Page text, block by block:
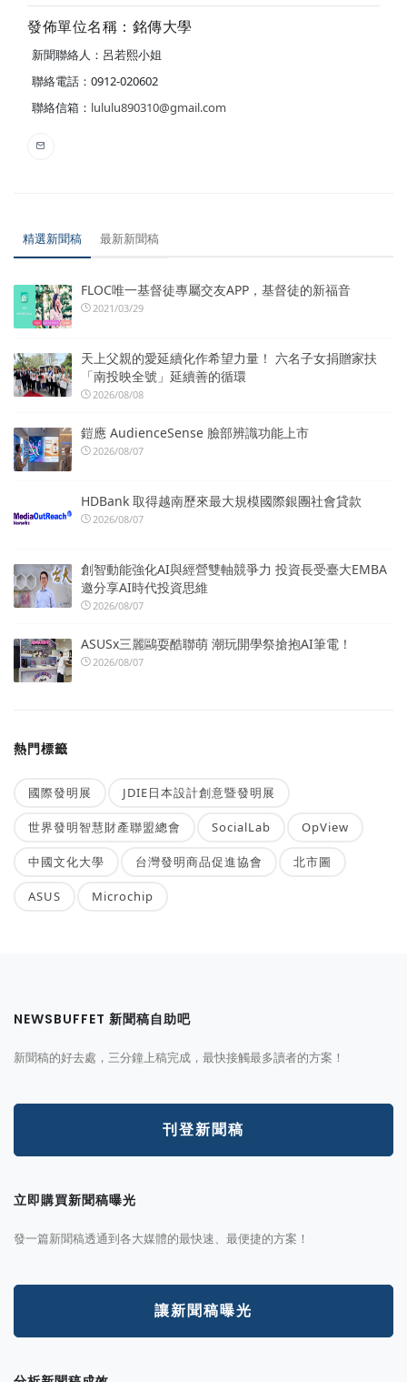
發佈單位名稱：銘傳大學
新聞聯絡人：呂若熙小姐
聯絡電話：0912-020602
聯絡信箱： lululu890310@gmail.com
精選新聞稿 最新新聞稿
FLOC唯一基督徒專屬交友APP，基督徒的新福音
2021/03/29
天上父親的愛延續化作希望力量！ 六名子女捐贈家扶
「南投映全號」延續善的循環
2026/08/08
鎧應 AudienceSense 臉部辨識功能上市
2026/08/07
HDBank 取得越南歷來最大規模國際銀團社會貸款
2026/08/07
創智動能強化AI與經營雙軸競爭力 投資長受臺大EMBA
邀分享AI時代投資思維
2026/08/07
ASUSx三麗鷗耍酷聯萌 潮玩開學祭搶抱AI筆電！
2026/08/07
熱門標籤
國際發明展 JDIE日本設計創意暨發明展
世界發明智慧財產聯盟總會 SocialLab OpView
中國文化大學 台灣發明商品促進協會 北市圖
ASUS Microchip
NEWSBUFFET 新聞稿自助吧
新聞稿的好去處，三分鐘上稿完成，最快接觸最多讀者的方案！
刊登新聞稿
立即購買新聞稿曝光
發一篇新聞稿透通到各大媒體的最快速、最便捷的方案！
讓新聞稿曝光